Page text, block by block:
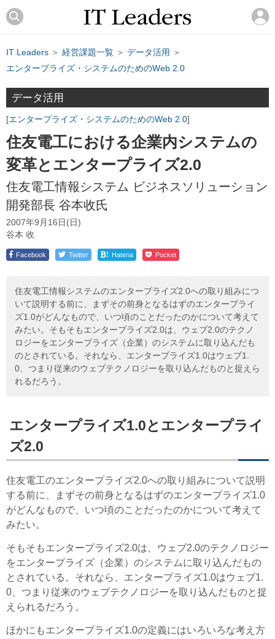
IT Leaders ＞ 経営課題一覧 ＞ データ活用 ＞
エンタープライズ・システムのためのWeb 2.0
データ活用
エンタープライズ・システムのためのWeb 2.0
住友電工における企業内システムの
変革とエンタープライズ2.0
住友電工情報システム ビジネスソリューション
開発部長 谷本收氏
2007年9月16日(日)
谷本 收
Facebook Twitter ! Hatena Pocket
住友電工情報システムのエンタープライズ2.0への取り組みにつ
いて説明する前に、まずその前身となるはずのエンタープライ
ズ1.0がどんなもので、いつ頃のことだったのかについて考えて
みたい。そもそもエンタープライズ2.0は、ウェブ2.0のテクノ
ロジーをエンタープライズ（企業）のシステムに取り込んだも
のとされている。それなら、エンタープライズ1.0はウェブ1.
0、つまり従来のウェブテクノロジーを取り込んだものと捉えら
れるだろう。
エンタープライズ1.0とエンタープライ
ズ2.0
住友電工のエンタープライズ2.0への取り組みについて説明
する前に、まずその前身となるはずのエンタープライズ1.0
がどんなもので、いつ頃のことだったのかについて考えて
みたい。
そもそもエンタープライズ2.0は、ウェブ2.0のテクノロジー
をエンタープライズ（企業）のシステムに取り込んだもの
とされている。それなら、エンタープライズ1.0はウェブ1.
0、つまり従来のウェブテクノロジーを取り込んだものと捉
えられるだろう。
ほかにもエンタープライズ1.0の定義にはいろいろな考え方